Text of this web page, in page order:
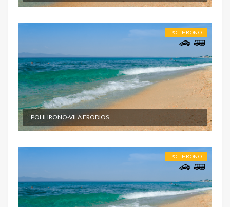
POLIHRONO
POLIHRONO-VILA ERODIOS
POLIHRONO